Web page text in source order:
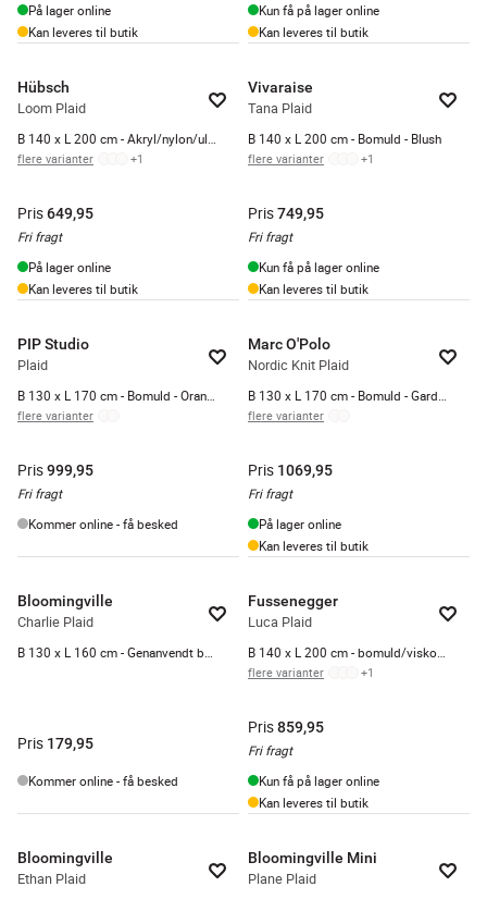
På lager online
Kan leveres til butik
Kun få på lager online
Kan leveres til butik
Hübsch
Loom Plaid
flere varianter +1
Pris649,95
Fri fragt
På lager online
Kan leveres til butik
Vivaraise
Tana Plaid
B 140 x L 200 cm - Bomuld - Blush
flere varianter +1
Pris749,95
Fri fragt
Kun få på lager online
Kan leveres til butik
PIP Studio
Plaid
flere varianter
Pris999,95
Fri fragt
Kommer online - få besked
Marc O'Polo
Nordic Knit Plaid
flere varianter
Pris 1069,95
Fri fragt
På lager online
Kan leveres til butik
Bloomingville
Charlie Plaid
Pris 179,95
Kommer online - få besked
Fussenegger
Luca Plaid
flere varianter +1
Pris859,95
Fri fragt
Kun få på lager online
Kan leveres til butik
Bloomingville
Ethan Plaid
Bloomingville Mini
Plane Plaid